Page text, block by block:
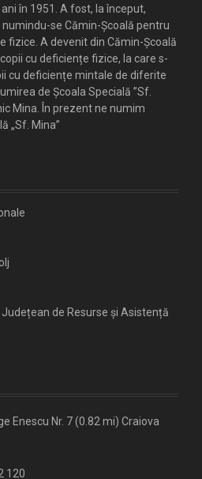
în 1951. A fost, la început,
se Cămin-Școală pentru
fizice. A devenit din Cămin-Școală
cu deficiențe fizice, la care s-
cu deficiențe mintale de diferite
de Școala Specială ”Sf.
Mina. În prezent ne numim
„Sf. Mina”
Județean de Resurse și Asistență
Enescu Nr. 7 (0.82 mi) Craiova
120